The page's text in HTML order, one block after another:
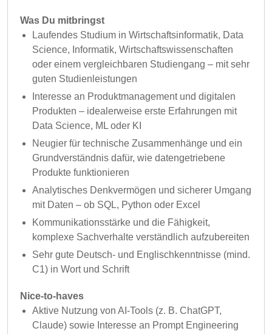
Was Du mitbringst
Laufendes Studium in Wirtschaftsinformatik, Data
Science, Informatik, Wirtschaftswissenschaften
oder einem vergleichbaren Studiengang – mit sehr
guten Studienleistungen
Interesse an Produktmanagement und digitalen
Produkten – idealerweise erste Erfahrungen mit
Data Science, ML oder KI
Neugier für technische Zusammenhänge und ein
Grundverständnis dafür, wie datengetriebene
Produkte funktionieren
Analytisches Denkvermögen und sicherer Umgang
mit Daten – ob SQL, Python oder Excel
Kommunikationsstärke und die Fähigkeit,
komplexe Sachverhalte verständlich aufzubereiten
Sehr gute Deutsch- und Englischkenntnisse (mind.
C1) in Wort und Schrift
Nice-to-haves
Aktive Nutzung von AI-Tools (z. B. ChatGPT,
Claude) sowie Interesse an Prompt Engineering